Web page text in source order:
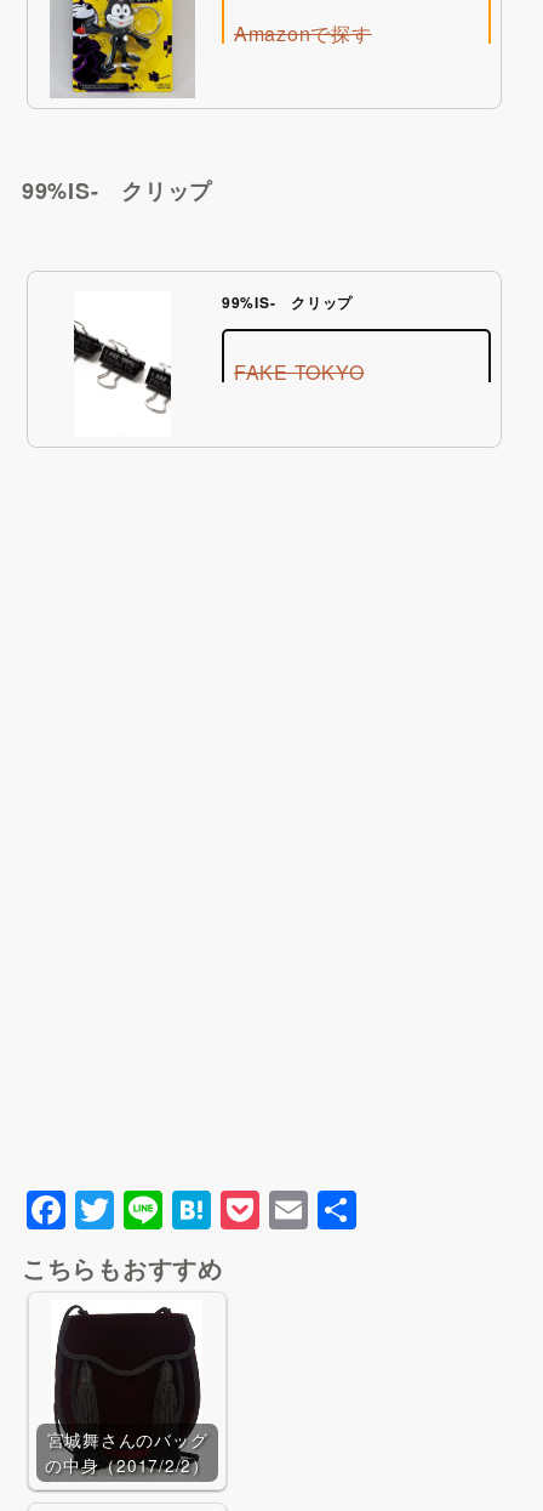
Amazonで探す
楽天市場で探す
99%IS- クリップ
99%IS- クリップ
FAKE TOKYO
F
a
c
e
b
o
o
k
T
wi
tt
er
Li
n
e
H
at
e
P
o
E
m
共
こちらもおすすめ
宮城舞さんのバッグ
の中身（2017/2/2）